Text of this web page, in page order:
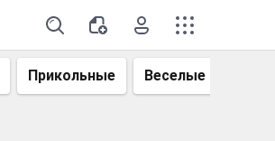
Прикольные Веселые